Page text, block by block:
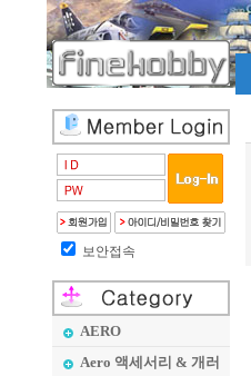
보안접속
AERO
Aero 액세서리 & 개러